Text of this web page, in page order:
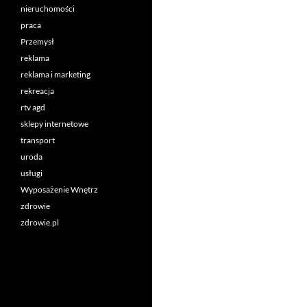
nieruchomości
praca
Przemysł
reklama
reklama i marketing
rekreacja
rtv agd
sklepy internetowe
transport
uroda
usługi
Wyposażenie Wnętrz
zdrowie
zdrowie.pl